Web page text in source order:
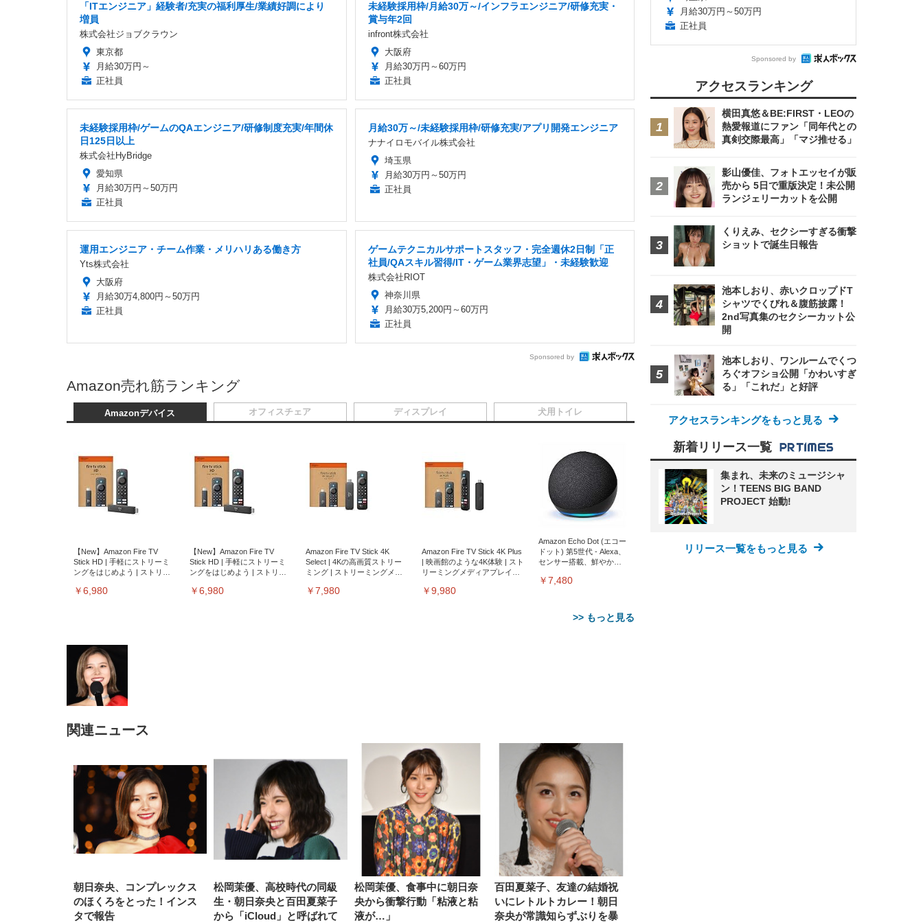
「ITエンジニア」経験者/充実の福利厚生/業績好調により
増員
株式会社ジョブクラウン
東京都
月給30万円～
正社員
未経験採用枠/月給30万～/インフラエンジニア/研修充実・
賞与年2回
infront株式会社
大阪府
月給30万円～60万円
正社員
未経験採用枠/ゲームのQAエンジニア/研修制度充実/年間休
日125日以上
株式会社HyBridge
愛知県
月給30万円～50万円
正社員
月給30万～/未経験採用枠/研修充実/アプリ開発エンジニア
ナナイロモバイル株式会社
埼玉県
月給30万円～50万円
正社員
運用エンジニア・チーム作業・メリハリある働き方
Yts株式会社
大阪府
月給30万4,800円～50万円
正社員
ゲームテクニカルサポートスタッフ・完全週休2日制「正
社員/QAスキル習得/IT・ゲーム業界志望」・未経験歓迎
株式会社RIOT
神奈川県
月給30万5,200円～60万円
正社員
Sponsored by
Amazon売れ筋ランキング
Amazonデバイス
【New】Amazon Fire TV
Stick HD | 手軽にストリーミ
ングをはじめよう | ストリー
￥6,980
【New】Amazon Fire TV
Stick HD | 手軽にストリーミ
ングをはじめよう | ストリー
￥6,980
Amazon Fire TV Stick 4K
Select | 4Kの高画質ストリー
ミング | ストリーミングメデ
￥7,980
Amazon Fire TV Stick 4K Plus
| 映画館のような4K体験 | スト
リーミングメディアプレイヤ
￥9,980
Amazon Echo Dot (エコー
ドット) 第5世代 - Alexa、
センサー搭載、鮮やかな
￥7,480
>> もっと見る
オフィスチェア
子 テレワーク 疲れない 跳ね
上げ式アームレスト コンパク
ト 約105度ロッキング pc 事務
椅子 360度回転 座面昇降 強化
ナイロン樹脂ベース 通気性メ
ッシュ 在宅ワーク H-
WY01(黒網+黒枠+黒足)
￥5,699
／デスクチェア メッシュチェ
ア 人間工学 疲れない ブラッ
ク
￥27,999
Sezlife オフィスチェア デスク
チェア 疲れない テレワーク
チェア 強化バックレスト 30
度ロッキング機能 人間工学 椅
子 腰サポート 90度跳ね上げ
式アームレスト 3Dヘッドレス
ト ハンガー付き 高反発クッシ
ョン PCチェア 通気性メッシ
ュ ゲーミング/勉強/事務用 お
しゃれ パソコンチェア (ブラ
ック)
￥7,680
Sezlife オフィスチェア デスク
チェア 疲れない テレワーク
チェア 強化バックレスト 30度
ロッキング機能 人間工学 椅子
腰サポート 90度跳ね上げ式ア
ームレスト 3Dヘッドレスト
ハンガー付き 高反発クッショ
ン PCチェア 通気性メッシュ
ゲーミング/勉強/事務用 おし
ゃれ パソコンチェア (ホワイ
ト)
￥7,680
ANDWINT オフィスチェ
ア デスクチェア 肘なし メ
ッシュ 通気性 ランバーサ
ポート付き 腰サポート ガ
ス圧無段階昇降 360度回
転 キャスター付き コンパ
クト 幅52×奥行58.5×高さ
84～96cm テレワーク 在
宅勤務 ブラック
￥4,139
ディスプレイ
EV3240X-WT | 31.5型4K
UHD・USB Type-C・ホワイ
￥105,595
EV2740X-WT | 27.0型4K
UHD・USB Type-C・ホワイ
ト￥109,572
ニター DualSense 充電フッ
ク付き（CFI-ZDM1J）
￥49,979
【整備済み品】Dell
E2724HS 27インチ 液晶モ
ニター フル
HD（1920×1080）VA 非光
沢 HDMI/DisplayPort/VGA
スピーカー内蔵 高さ調整 ス
イベル VESA対応
ComfortView ビジネス向け
￥15,800
【MiniLED/24.5inch/280Hz/FHD】
GRAPHT THE SHOOTER
Gaming Monitor 24” Essential ゲ
ーミングモニター QD 24.5インチ
1ms FHD 量子ドット 残像低減 (3
年保証 | 輝点保証 | 日本メーカー)
￥34,980
犬用トイレ
ーツ 薄型 レギュラー 1回使い
捨て 無香料 ホワイト 300枚
￥3,373
ーツ 厚型 ワイド 42枚x2袋(84
枚) ホワイト(吸収面:ライトブ
ルー)
￥3,234
ツ L 中型犬用 26枚入り 単品
￥1,800
Smart Basic(スマートベーシ
ック) 【Amazon.co.jp限定】
Smart Basic アイリスオーヤマ
ペットシーツ 超厚型 お徳用
ワイド 100枚入 (x 1) (ケース
販売)
￥3,670
アイリスオーヤマ ペット
シーツ 超厚型 お徳用 レギ
ュラー 200枚入
【Amazon.co.jp限定】
￥3,731
関連ニュース
朝日奈央、コンプレックス
のほくろをとった！インス
タで報告
松岡茉優、高校時代の同級
生・朝日奈央と百田夏菜子
から「iCloud」と呼ばれて
松岡茉優、食事中に朝日奈
央から衝撃行動「粘液と粘
液が…」
百田夏菜子、友達の結婚祝
いにレトルトカレー！朝日
奈央が常識知らずぶりを暴
月給30万円～50万円
正社員
Sponsored by
アクセスランキング
横田真悠＆BE:FIRST・LEOの
熱愛報道にファン「同年代との
真剣交際最高」「マジ推せる」
影山優佳、フォトエッセイが販
売から 5日で重版決定！未公開
ランジェリーカットを公開
くりえみ、セクシーすぎる衝撃
ショットで誕生日報告
池本しおり、赤いクロップドT
シャツでくびれ＆腹筋披露！
2nd写真集のセクシーカット公
開
池本しおり、ワンルームでくつ
ろぐオフショ公開「かわいすぎ
る」「これだ」と好評
アクセスランキングをもっと見る
新着リリース一覧
集まれ、未来のミュージシャ
ン！TEENS BIG BAND
PROJECT 始動!
リリース一覧をもっと見る